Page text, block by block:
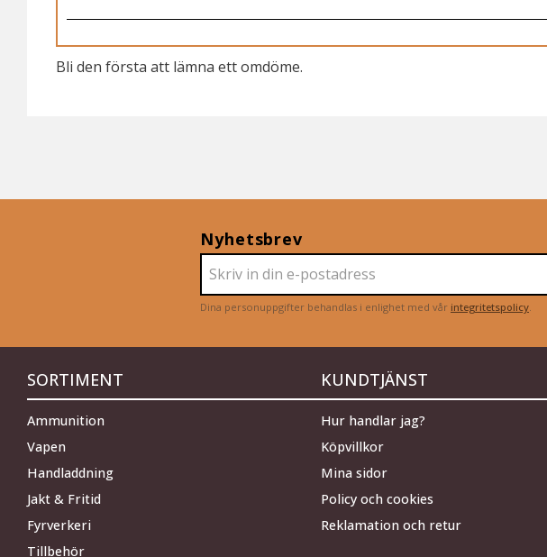
Bli den första att lämna ett omdöme.
Nyhetsbrev
Dina personuppgifter behandlas i enlighet med vår integritetspolicy.
SORTIMENT
Ammunition
Vapen
Handladdning
Jakt & Fritid
Fyrverkeri
Tillbehör
KUNDTJÄNST
Hur handlar jag?
Köpvillkor
Mina sidor
Policy och cookies
Reklamation och retur